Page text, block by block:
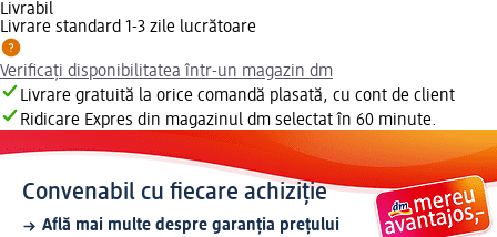
Livrabil
Livrare standard 1-3 zile lucrătoare
Verificați disponibilitatea într-un magazin dm
Livrare gratuită la orice comandă plasată, cu cont de client
Ridicare Expres din magazinul dm selectat în 60 minute.
Convenabil cu fiecare achiziție
Află mai multe despre garanția prețului